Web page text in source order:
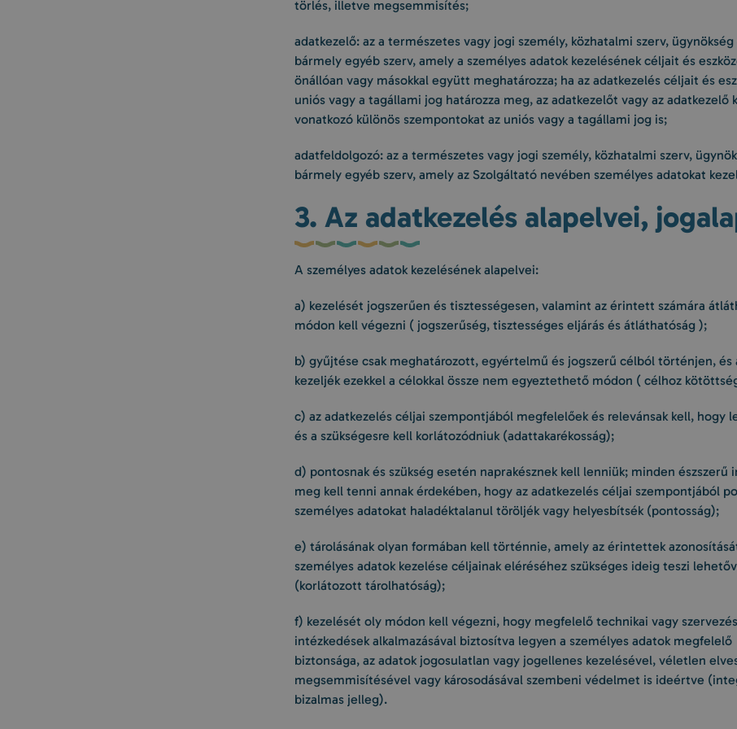
törlés, illetve megsemmisítés;
adatkezelő: az a természetes vagy jogi személy, közhatalmi szerv, ügynökség
bármely egyéb szerv, amely a személyes adatok kezelésének céljait és
önállóan vagy másokkal együtt meghatározza; ha az adatkezelés céljait és
uniós vagy a tagállami jog határozza meg, az adatkezelőt vagy az adatkezelő
vonatkozó különös szempontokat az uniós vagy a tagállami jog is;
adatfeldolgozó: az a természetes vagy jogi személy, közhatalmi szerv,
bármely egyéb szerv, amely az Szolgáltató nevében személyes adatokat
3. Az adatkezelés alapelvei,
A személyes adatok kezelésének alapelvei:
a) kezelését jogszerűen és tisztességesen, valamint az érintett számára
módon kell végezni ( jogszerűség, tisztességes eljárás és átláthatóság );
b) gyűjtése csak meghatározott, egyértelmű és jogszerű célból történjen, és
kezeljék ezekkel a célokkal össze nem egyeztethető módon ( célhoz
c) az adatkezelés céljai szempontjából megfelelőek és relevánsak kell, hogy
és a szükségesre kell korlátozódniuk (adattakarékosság);
d) pontosnak és szükség esetén naprakésznek kell lenniük; minden észszerű
meg kell tenni annak érdekében, hogy az adatkezelés céljai szempontjából
személyes adatokat haladéktalanul töröljék vagy helyesbítsék (pontosság);
e) tárolásának olyan formában kell történnie, amely az érintettek
személyes adatok kezelése céljainak eléréséhez szükséges ideig teszi
(korlátozott tárolhatóság);
f) kezelését oly módon kell végezni, hogy megfelelő technikai vagy
intézkedések alkalmazásával biztosítva legyen a személyes adatok megfelelő
biztonsága, az adatok jogosulatlan vagy jogellenes kezelésével, véletlen
megsemmisítésével vagy károsodásával szembeni védelmet is ideértve
bizalmas jelleg).